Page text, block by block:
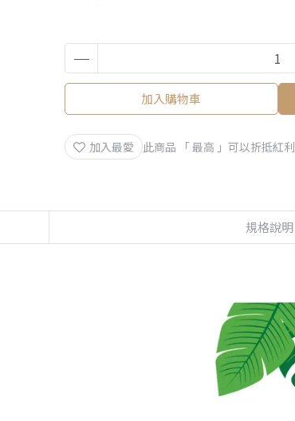
加入購物車
加入最愛 此商品 「 最高 」可以折抵紅利
規格說明